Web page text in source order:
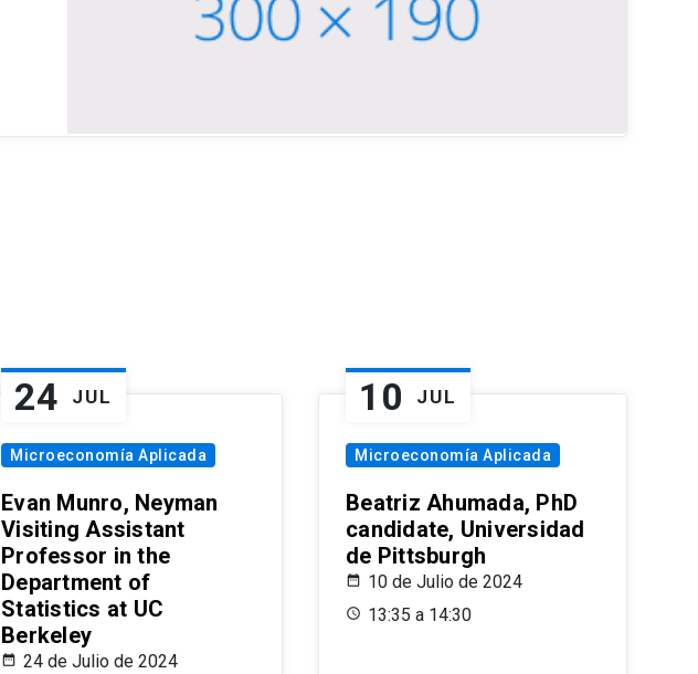
24 JUL
Microeconomía Aplicada
Evan Munro, Neyman
Visiting Assistant
Professor in the
Department of
Statistics at UC
Berkeley
24 de Julio de 2024
10 JUL
Microeconomía Aplicada
Beatriz Ahumada, PhD
candidate, Universidad
de Pittsburgh
10 de Julio de 2024
13:35 a 14:30